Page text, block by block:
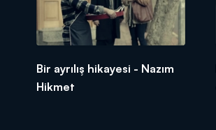
Bir ayrılış hikayesi - Nazım
Hikmet